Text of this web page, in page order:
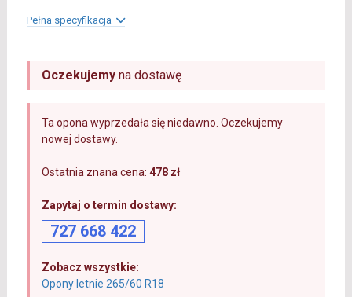
Pełna specyfikacja
Oczekujemyna dostawę
Ta opona wyprzedała się niedawno. Oczekujemy
nowej dostawy.
Ostatnia znana cena: 478 zł
Zapytaj o termin dostawy:
727 668 422
Zobacz wszystkie:
Opony letnie 265/60 R18